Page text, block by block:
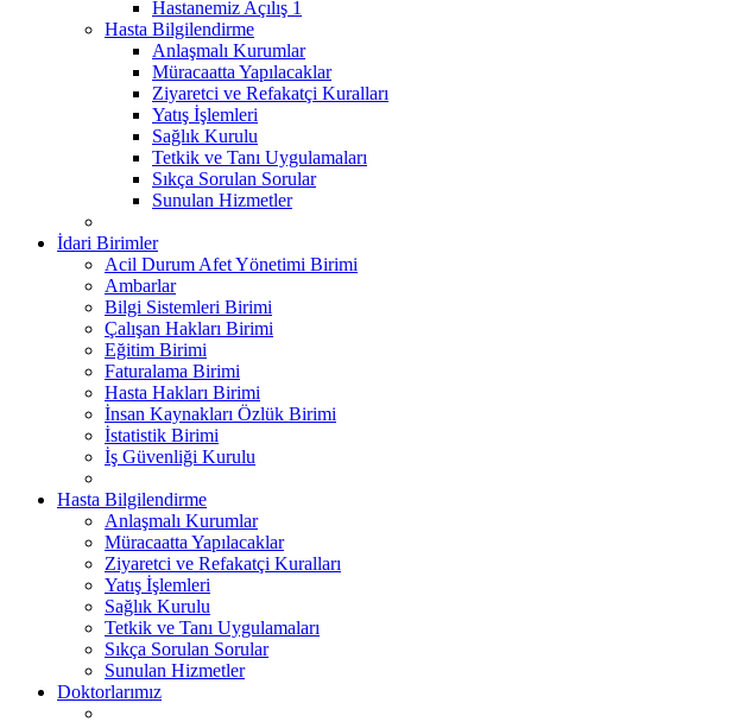
Hastanemiz Açılış 1
Hasta Bilgilendirme
Anlaşmalı Kurumlar
Müracaatta Yapılacaklar
Ziyaretci ve Refakatçi Kuralları
Yatış İşlemleri
Sağlık Kurulu
Tetkik ve Tanı Uygulamaları
Sıkça Sorulan Sorular
Sunulan Hizmetler
İdari Birimler
Acil Durum Afet Yönetimi Birimi
Ambarlar
Bilgi Sistemleri Birimi
Çalışan Hakları Birimi
Eğitim Birimi
Faturalama Birimi
Hasta Hakları Birimi
İnsan Kaynakları Özlük Birimi
İstatistik Birimi
İş Güvenliği Kurulu
Hasta Bilgilendirme
Anlaşmalı Kurumlar
Müracaatta Yapılacaklar
Ziyaretci ve Refakatçi Kuralları
Yatış İşlemleri
Sağlık Kurulu
Tetkik ve Tanı Uygulamaları
Sıkça Sorulan Sorular
Sunulan Hizmetler
Doktorlarımız